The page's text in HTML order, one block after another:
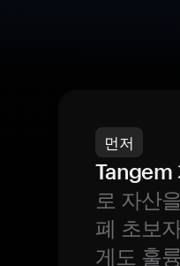
먼저
Tangem
로 자산
폐 초보
게도 훌